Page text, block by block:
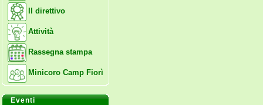
Il direttivo
Attività
Rassegna stampa
Minicoro Camp Fiorì
Eventi